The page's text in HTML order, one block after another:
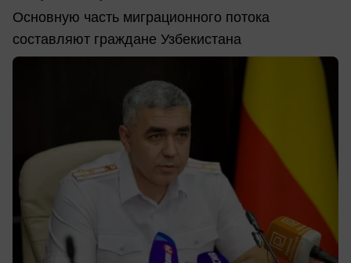
Основную часть миграционного потока
составляют граждане Узбекистана